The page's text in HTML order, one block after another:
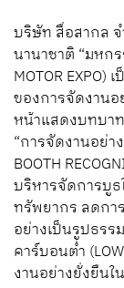
บริษัท สื่อสากล
นานาชาติ “มหกร
MOTOR
ของการจัดงาน
หน้าแสดงบทบา
“การจัดงานอย่าง
BOOTH
บริหารจัดการบู
ทรัพยากร ลดกา
อย่างเป็นรูปธร
คาร์บอนต่ำ
งานอย่างยั่งยืนใ